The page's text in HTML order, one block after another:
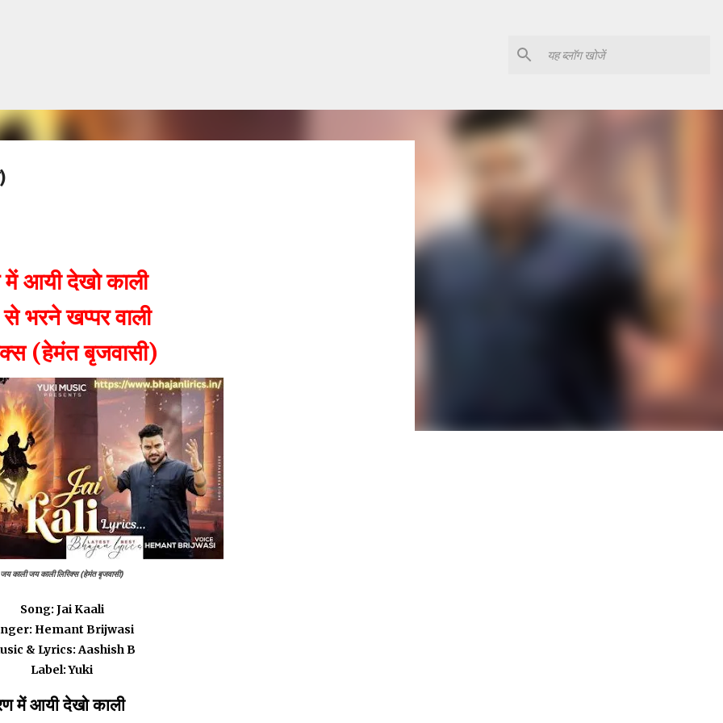
आयी देखो काली
भरने खप्पर वाली
(हेमंत बृजवासी)
जय काली जय काली लिरिक्स (हेमंत बृजवासी)
Song: Jai Kaali
Hemant Brijwasi
& Lyrics: Aashish B
Label: Yuki
में आयी देखो काली